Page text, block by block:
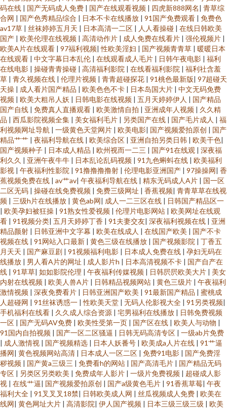
码在线 | 国产无码成人免费 | 国产在线观看视频 | 四虎新888网名| 青草综
合网 | 国产色秀精品综合 | 日本不卡在线播放 | 91国产免费观看 | 免费色
av17草 | 丝袜婷婷五月天 | 日本高清一二区 | 人人看操碰 | 在线日韩欧美
国产 | 欧美伦理在线视频 | 高清动作片 | 成人免费在线看片 | 强伦视频片 |
欧美A片在线观看 | 97福利视频|性欧美淫妇 | 国产视频青青草 | 暖暖日本
在线观看 | 中文字幕日本乱伦 | 在线观看成人毛片 | 日韩午夜电影 | 福利
在线电影 | 操碰青青操碰 | 高清福利影院 | 在线看福利影院 | 福利社含羞
草 | 青久视频在线 | 伦理片视频 | 青青超碰探花 | 91桃色最新版| 97超碰天
天操 | 成人看片国产精品 | 欧美色色不卡 | 日本岛国大片 | 中文无码免费
视频 | 欧美大粗吊人妖 | 日韩电影在线视频 | 五月天婷婷伊人 | 国产精品
国产自线 | 免费真人直播观看 | 欧美激情自拍 | 亚洲成年人视频 | 久久精
品 | 西瓜影院视频全集 | 美女福利毛片 | 另类国产在线 | 国产毛片成人 | 福
利视频网址导航 | 一级黄色天堂网片 | 欧美电影| 国产视频爱拍原创 | 国产
精品艹艹 | 夜福利导航在线 | 欧美综合区 | 亚洲自拍另类日韩 | 欧美干色|
国产视频种子 | 日本成人精品 | 欧州视而一二三 | 国产91在线观 | 深夜福
利久久 | 亚洲午夜牛牛 | 日本乱论乱码视频 | 91九色蝌蚪在线 | 欧美福利
影视 | 午夜福利性影院 | 91撸撸撸撸射 | 伦理电影亚洲国产 | 97操操网| 香
蕉视频免费在线 | av艹av| 午夜福利导航在线 | 精东无码成人A片 | 国一区
二区无码 | 操碰在线免费视频 | 免费三级网址 | 香蕉视频| 青青草草在线视
频 | 三级h片在线播放 | 黄色ab网| 成人一二三区在线 | 日韩国产精品区一
| 欧美孕妇被狂操 | 91熟女性爱视频 | 伦理片电影网站 | 欧美网址在线观
看 | 91视频分类| 五月天婷婷丁香 | 91夫妻交友| 深夜福利视频在线 | 亚洲
精品颜射 | 日韩亚洲中文字幕 | 欧美在线成人 | 在线国产欧美 | 国产不卡
视频在线 | 91网站入口最新 | 黄色三级在线播放 | 国产视频影院 | 丁香五
月天天 | 国产麻豆剧 | 91视频福利电影 | 日本成人免费在线 | 孕妇无码在
线播放 | 男人看A片的网址 | 成人影片h | 日本高清视频不卡 | 国产自产在
线 | 91草草| 如如影院伦理 | 午夜福利传媒视频 | 日韩屄屄欧美大片 | 美女
内射在线视频 | 欧美人兽A片 | 日韩精品视频网站 | 黄色三级片 | 午夜福利
激情视频 | 深夜免费看片 | 日韩亚洲国产欧美 | 91最新国产精品 | 蜜桃成
人超碰网 | 91丝袜诱惑一 |性欧美天堂 | 无码人伦影视大全 | 91另类视频|
手机福利在线看 | 久久成人综合资源 | 宅男福利在线播放 | 日韩免费视频
一区 | 国产无码AV免费 | 欧美性受第一页 | 国产区在线 | 欧美人与动物 |
91国内自拍视频 | 国产一区二区骚逼 | 日韩无码高清专区 | 一级ab片免费
| 成人激情视 | 国产视频精选 | 日本人妖番号 | 欧美成a人片在线 | 91艹逼
播网| 黄色视频网站高清 | 日本成人一区二区 | 免费91电影 | 国产免费淫
秽视频 | 国产黄a三级三 | 免费看h的网站 | 国产高清毛片 | 国产精品无码
专区 | 另类区另类欧美 | 免费成年人影片 | 一级片免费视频 | 超碰成人影
视 | 在线艹逼| 国产视频爱拍原创 | 国产a级黄色毛片 | 91香蕉草莓| 午夜
福利大全 | 91叉叉叉18禁| 日韩欧美成人网 | 丝瓜视频成人免费 | 欧美在
线网| 黄色网址大片 | 高清影院| 伊人国产视频 | 日本三级三级三级 | 欧美